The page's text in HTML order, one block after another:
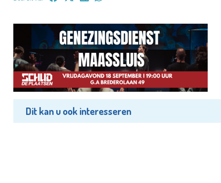
Dit kan u ook interesseren